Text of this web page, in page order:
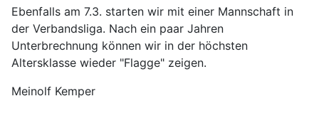
Ebenfalls am 7.3. starten wir mit einer Mannschaft in
der Verbandsliga. Nach ein paar Jahren
Unterbrechnung können wir in der höchsten
Altersklasse wieder "Flagge" zeigen.
Meinolf Kemper